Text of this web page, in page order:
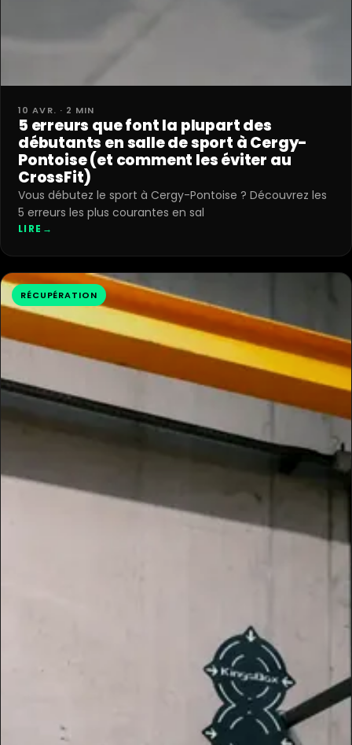
10 AVR. · 2 MIN
5 erreurs que font la plupart des
débutants en salle de sport à Cergy-
Pontoise (et comment les éviter au
CrossFit)
Vous débutez le sport à Cergy-Pontoise ? Découvrez les
5 erreurs les plus courantes en sal
LIRE →
RÉCUPÉRATION